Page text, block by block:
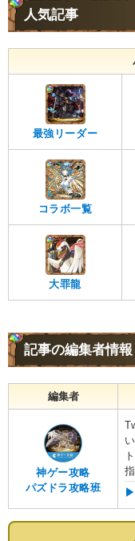
人気記事
最強リーダー
コラボ一覧
大罪龍
記事の編集者情報
編集者
神ゲー攻略
パズドラ攻略班
▶︎